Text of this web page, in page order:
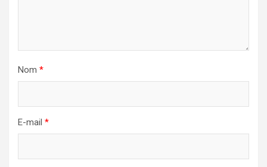
Nom *
E-mail *